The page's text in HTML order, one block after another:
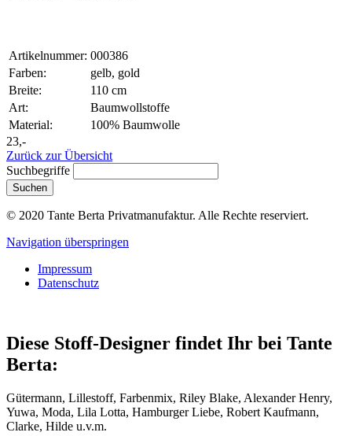
Artikelnummer: 000386
Farben:
gelb, gold
Breite:
110 cm
Art:
Baumwollstoffe
Material:
100% Baumwolle
23,-
Zurück zur Übersicht
Suchbegriffe
Suchen
© 2020 Tante Berta Privatmanufaktur. Alle Rechte reserviert.
Navigation überspringen
Impressum
Datenschutz
Diese Stoff-Designer findet Ihr bei Tante
Berta:
Gütermann, Lillestoff, Farbenmix, Riley Blake, Alexander Henry,
Yuwa, Moda, Lila Lotta, Hamburger Liebe, Robert Kaufmann,
Clarke, Hilde u.v.m.